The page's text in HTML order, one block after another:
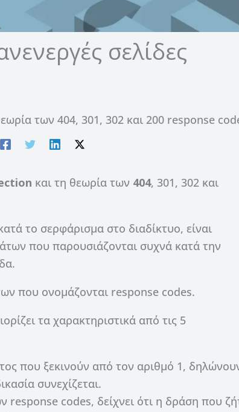
σελίδες
των 404, 301, 302 και 200 response
και τη θεωρία των 404, 301, 302 και
το σερφάρισμα στο διαδίκτυο, είναι
που παρουσιάζονται συχνά κατά την
που ονομάζονται response codes.
τα χαρακτηριστικά από τις 5
που ξεκινούν από τον αριθμό 1,
συνεχίζεται.
response codes, δείχνει ότι η δράση που